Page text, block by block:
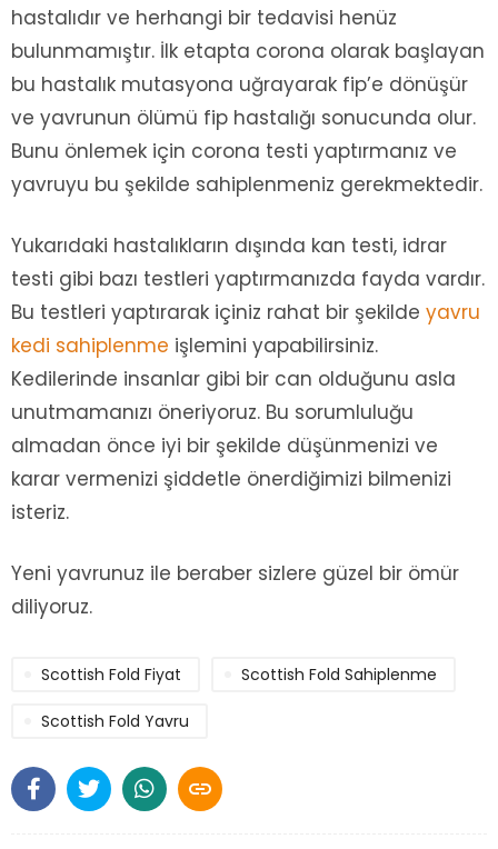

hastalıdır ve herhangi bir tedavisi henüz
bulunmamıştır. İlk etapta corona olarak başlayan
bu hastalık mutasyona uğrayarak fip’e dönüşür
ve yavrunun ölümü fip hastalığı sonucunda olur.
Bunu önlemek için corona testi yaptırmanız ve
yavruyu bu şekilde sahiplenmeniz gerekmektedir.
Yukarıdaki hastalıkların dışında kan testi, idrar
testi gibi bazı testleri yaptırmanızda fayda vardır.
Bu testleri yaptırarak içiniz rahat bir şekilde yavru
kedi sahiplenme işlemini yapabilirsiniz.
Kedilerinde insanlar gibi bir can olduğunu asla
unutmamanızı öneriyoruz. Bu sorumluluğu
almadan önce iyi bir şekilde düşünmenizi ve
karar vermenizi şiddetle önerdiğimizi bilmenizi
isteriz.
Yeni yavrunuz ile beraber sizlere güzel bir ömür
diliyoruz.
Scottish Fold Fiyat Scottish Fold Sahiplenme
Scottish Fold Yavru